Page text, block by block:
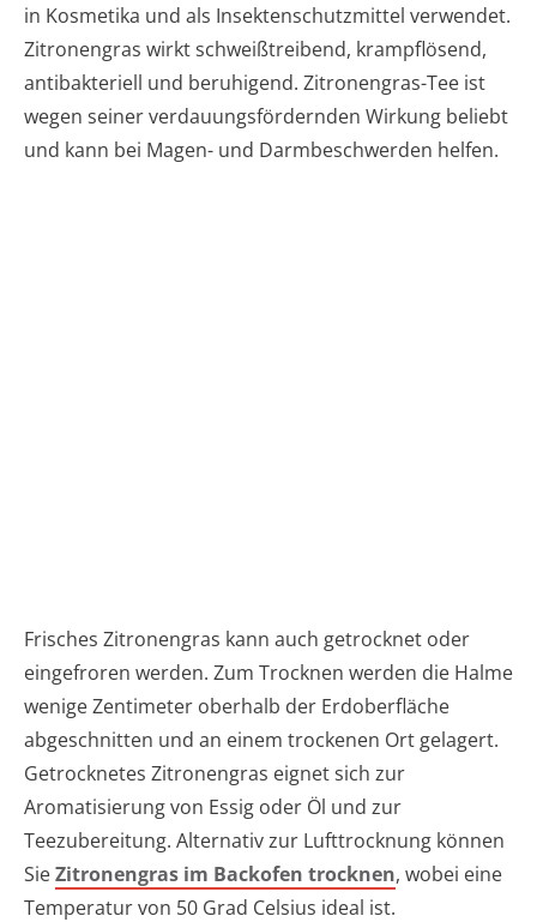
in Kosmetika und als Insektenschutzmittel verwendet.
Zitronengras wirkt schweißtreibend, krampflösend,
antibakteriell und beruhigend. Zitronengras-Tee ist
wegen seiner verdauungsfördernden Wirkung beliebt
und kann bei Magen- und Darmbeschwerden helfen.
Frisches Zitronengras kann auch getrocknet oder
eingefroren werden. Zum Trocknen werden die Halme
wenige Zentimeter oberhalb der Erdoberfläche
abgeschnitten und an einem trockenen Ort gelagert.
Getrocknetes Zitronengras eignet sich zur
Aromatisierung von Essig oder Öl und zur
Teezubereitung. Alternativ zur Lufttrocknung können
SieZitronengras im Backofen trocknen, wobei eine
Temperatur von 50 Grad Celsius ideal ist.